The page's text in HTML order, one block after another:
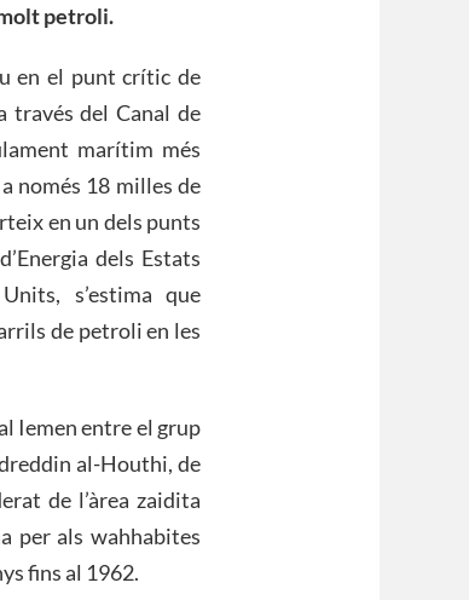
petroli.
en el punt crític de
través del Canal de
marítim més
només 18 milles de
en un dels punts
dels Estats
s’estima que
de petroli en les
Iemen entre el grup
al-Houthi, de
de l’àrea zaidita
per als wahhabites
fins al 1962.